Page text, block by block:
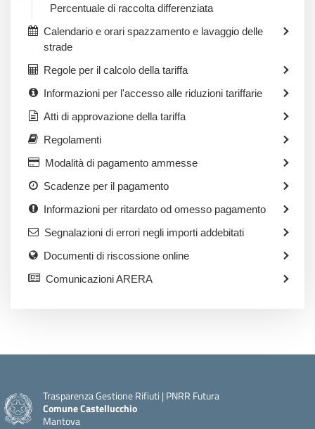
Percentuale di raccolta differenziata
Calendario e orari spazzamento e lavaggio delle
strade
Regole per il calcolo della tariffa
Informazioni per l'accesso alle riduzioni tariffarie
Atti di approvazione della tariffa
Regolamenti
Modalità di pagamento ammesse
Scadenze per il pagamento
Informazioni per ritardato od omesso pagamento
Segnalazioni di errori negli importi addebitati
Documenti di riscossione online
Comunicazioni ARERA
Trasparenza Gestione Rifiuti | PNRR Futura
Comune Castellucchio
Mantova